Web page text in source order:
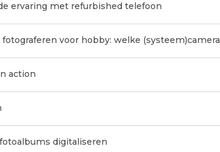
ervaring met refurbished telefoon
voor hobby: welke (systeem)camera
action
digitaliseren